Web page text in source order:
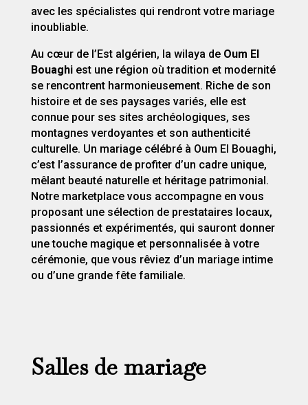
avec les spécialistes qui rendront votre mariage
inoubliable.
Au cœur de l’Est algérien, la wilaya de Oum El
Bouaghiest une région où tradition et modernité
se rencontrent harmonieusement. Riche de son
histoire et de ses paysages variés, elle est
connue pour ses sites archéologiques, ses
montagnes verdoyantes et son authenticité
culturelle. Un mariage célébré à Oum El Bouaghi,
c’est l’assurance de profiter d’un cadre unique,
mêlant beauté naturelle et héritage patrimonial.
Notre marketplace vous accompagne en vous
proposant une sélection de prestataires locaux,
passionnés et expérimentés, qui sauront donner
une touche magique et personnalisée à votre
cérémonie, que vous rêviez d’un mariage intime
ou d’une grande fête familiale.
Salles de mariage